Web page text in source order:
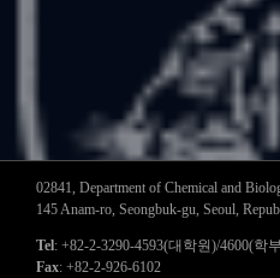
02841, Department of Chemical and
145 Anam-ro, Seongbuk-gu, Seoul,
Tel: +82-2-3290-4593(대학원)/4600(학
Fax: +82-2-926-6102